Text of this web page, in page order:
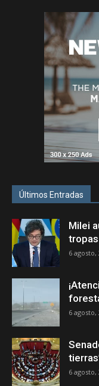
Últimos Entradas
Milei
6 agosto,
6 agosto,
6 agosto,